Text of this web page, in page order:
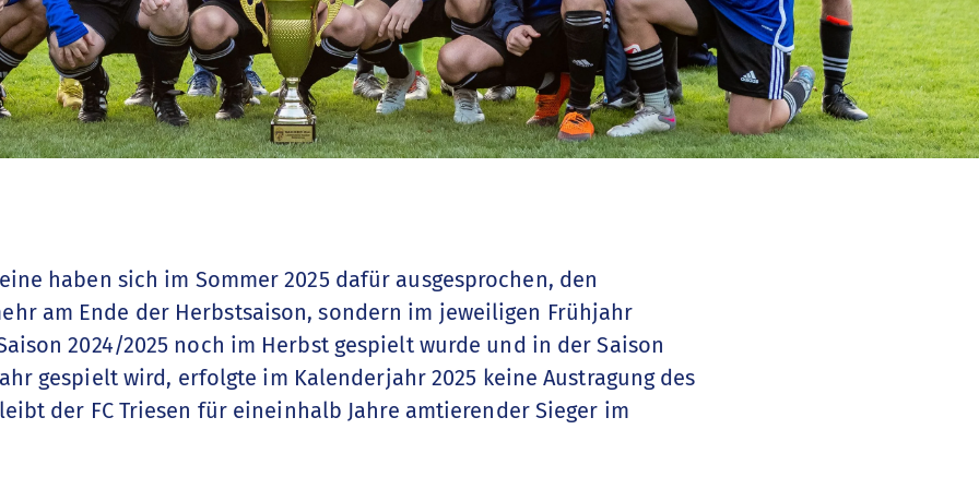
haben sich im Sommer 2025 dafür ausgesprochen, den
am Ende der Herbstsaison, sondern im jeweiligen Frühjahr
2024/2025 noch im Herbst gespielt wurde und in der Saison
gespielt wird, erfolgte im Kalenderjahr 2025 keine Austragung des
der FC Triesen für eineinhalb Jahre amtierender Sieger im